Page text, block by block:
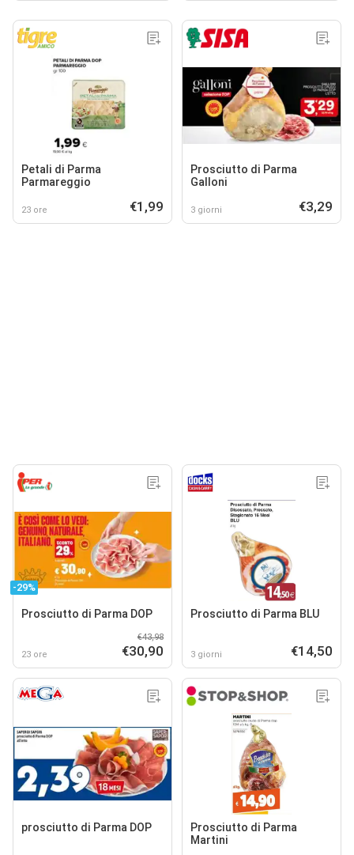
Petali di Parma
Parmareggio
23 ore €1,99
Prosciutto di Parma
Galloni
3 giorni €3,29
-29%
Prosciutto di Parma DOP
23 ore
€43,98
€30,90
Prosciutto di Parma BLU
3 giorni €14,50
prosciutto di Parma DOP
Prosciutto di Parma
Martini